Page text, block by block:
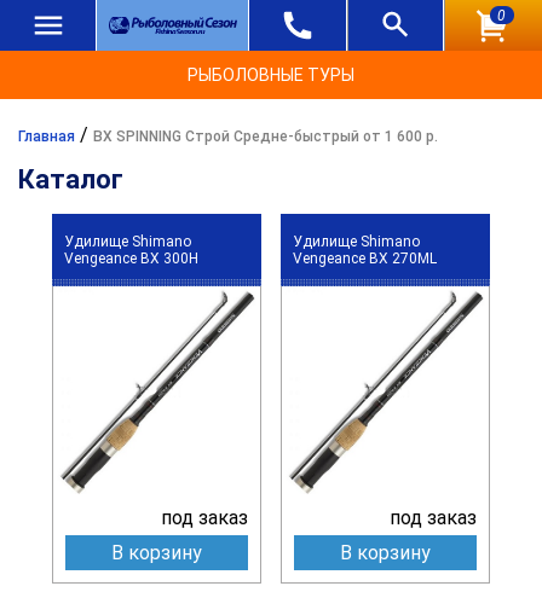
0
РЫБОЛОВНЫЕ ТУРЫ
Главная / BX SPINNING Строй Средне-быстрый от 1 600 р.
Каталог
Удилище Shimano
Vengeance BX 300H
под заказ
В корзину
Удилище Shimano
Vengeance BX 270ML
под заказ
В корзину